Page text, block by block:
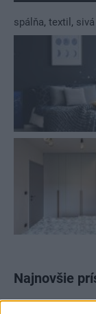
spálňa, textil , sivá
Najnovšie